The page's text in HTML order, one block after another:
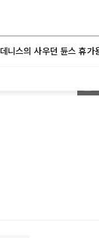
데니스의 사우던 듄스 휴가